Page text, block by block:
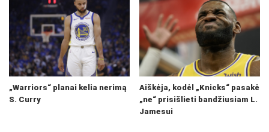
„Warriors“ planai kelia nerimą
S. Curry
Aiškėja, kodėl „Knicks“ pasakė
„ne“ prisišlieti bandžiusiam L.
Jamesui